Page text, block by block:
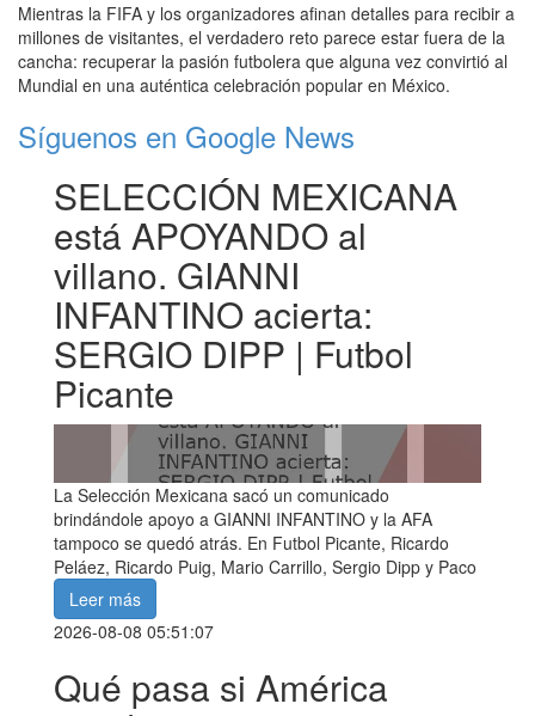
Mientras la FIFA y los organizadores afinan detalles para recibir a
millones de visitantes, el verdadero reto parece estar fuera de la
cancha: recuperar la pasión futbolera que alguna vez convirtió al
Mundial en una auténtica celebración popular en México.
Síguenos en Google News
SELECCIÓN MEXICANA
está APOYANDO al
villano. GIANNI
INFANTINO acierta:
SERGIO DIPP | Futbol
Picante
La Selección Mexicana sacó un comunicado
brindándole apoyo a GIANNI INFANTINO y la AFA
tampoco se quedó atrás. En Futbol Picante, Ricardo
Peláez, Ricardo Puig, Mario Carrillo, Sergio Dipp y Paco
Leer más
2026-08-08 05:51:07
Qué pasa si América